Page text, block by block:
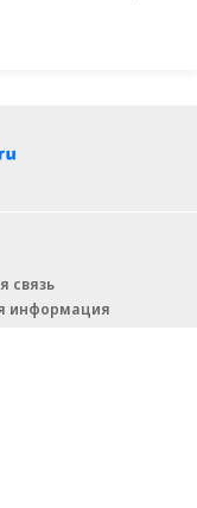
связь
информация